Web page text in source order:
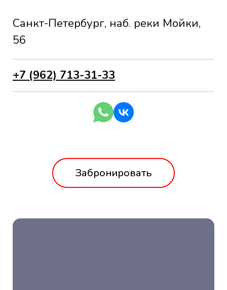
Санкт-Петербург, наб. реки Мойки,
56
+7 (962) 713-31-33
Забронировать